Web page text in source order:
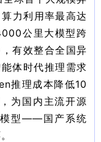
力利用率最高达
公里大模型跨
有效整合全国异
体时代推理需求
推理成本降低10
为国内主流开源
模型——国产系统